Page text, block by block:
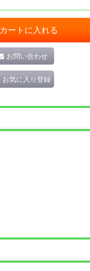
カートに入れる
お問い合わせ
お気に入り登録